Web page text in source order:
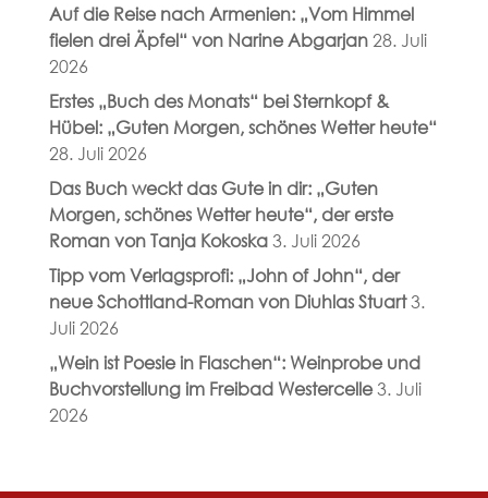
Auf die Reise nach Armenien: „Vom Himmel
fielen drei Äpfel“ von Narine Abgarjan 28. Juli
2026
Erstes „Buch des Monats“ bei Sternkopf &
Hübel: „Guten Morgen, schönes Wetter heute“
28. Juli 2026
Das Buch weckt das Gute in dir: „Guten
Morgen, schönes Wetter heute“, der erste
Roman von Tanja Kokoska 3. Juli 2026
Tipp vom Verlagsprofi: „John of John“, der
neue Schottland-Roman von Diuhlas Stuart 3.
Juli 2026
„Wein ist Poesie in Flaschen“: Weinprobe und
Buchvorstellung im Freibad Westercelle 3. Juli
2026